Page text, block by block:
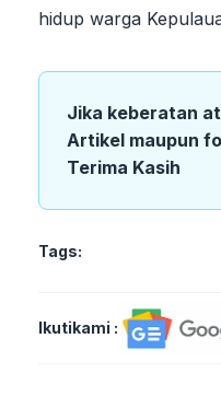
hidup warga
Jika keberatan
Artikel maupun
Terima Kasih
Tags:
Ikutikami :